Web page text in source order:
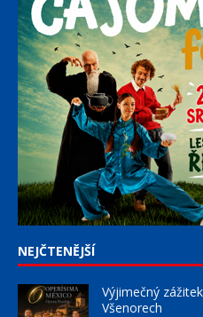
NEJČTENĚJŠÍ
Výjimečný
Všenorech